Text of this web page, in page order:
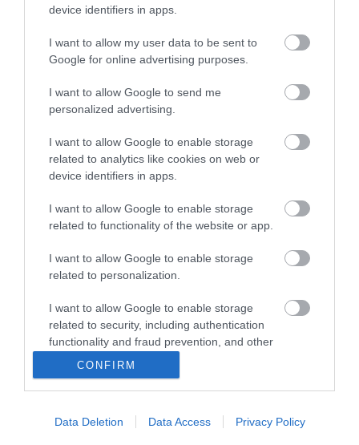
device identifiers in apps.
I want to allow my user data to be sent to
Google for online advertising purposes.
I want to allow Google to send me
personalized advertising.
I want to allow Google to enable storage
related to analytics like cookies on web or
device identifiers in apps.
I want to allow Google to enable storage
related to functionality of the website or app.
I want to allow Google to enable storage
related to personalization.
I want to allow Google to enable storage
related to security, including authentication
functionality and fraud prevention, and other
user protection.
CONFIRM
Data Deletion Data Access Privacy Policy
AGILO ΜΑΥΡΟ ΓΥΑΛΙ 90
ΗΠυραμίς Μεταλλουργία ΑΕ σήμερα,
συγκαταλέγεται ανάμεσα στις μεγαλύτερες
εταιρείες παραγωγής ανοξείδωτων νεροχυτών
παγκοσμίως, με δυναμικότητα άνω των 1,500,000
δραστηριότητα που καλύπτει το 97% της
συνολικής παραγωγής της.
Βασιζόμενη στο όραμα και την πολυετή της
εμπειρία, ηPyramisπρόσθεσε στην παραγωγική
της δυναμική, ένα νέο εργοστάσιο γρανιτένιων
νεροχυτών. Η νέα μονάδα παραγωγής βρίσκεται
ύψος της επένδυσης να ξεπερνάει το 1.000.000€
και την ετήσια παραγωγική δυναμικότητα της να